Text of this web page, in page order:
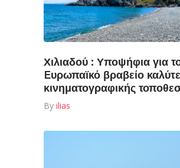
Χιλιαδού : Υποψήφια για
Eυρωπαϊκό βραβείο
κινηματογραφικής
By ilias